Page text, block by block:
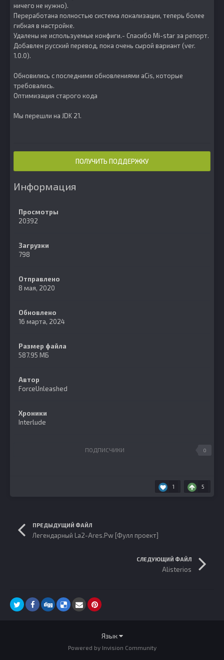
ничего не нужно).
Переработана полностью система локализации, теперь более
гибкая в настройке.
Удалены не используемые конфиги.- Спасибо Mi-star за репорт.
Добавлен русский перевод, пока очень сырой вариант (ver.
1.0.0).
Обновились с последними обновлениями aCis, которые
требовались.
Оптимизация старого кода
Мы перешли на JDK 21.
ПОЛУЧИТЬ ПОДДЕРЖКУ
Информация
Просмотры
20392
Загрузки
798
Отправлено
8 мая, 2020
Обновлено
16 марта, 2024
Размер файла
587.95 МБ
Автор
ForceUnleashed
Хроники
Interlude
ПОДПИСЧИКИ 0
1 5
ПРЕДЫДУЩИЙ ФАЙЛ
Легендарный La2-Ares.Pw [Фулл проект]
СЛЕДУЮЩИЙ ФАЙЛ
Alisterios
Язык
Powered by Invision Community